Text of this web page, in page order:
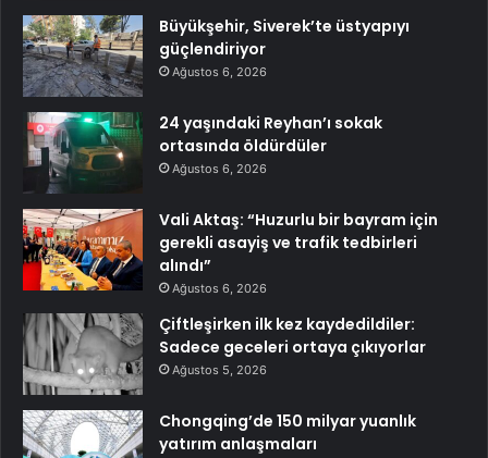
Büyükşehir, Siverek’te üstyapıyı
güçlendiriyor
Ağustos 6, 2026
24 yaşındaki Reyhan’ı sokak
ortasında öldürdüler
Ağustos 6, 2026
Vali Aktaş: “Huzurlu bir bayram için
gerekli asayiş ve trafik tedbirleri
alındı”
Ağustos 6, 2026
Çiftleşirken ilk kez kaydedildiler:
Sadece geceleri ortaya çıkıyorlar
Ağustos 5, 2026
Chongqing’de 150 milyar yuanlık
yatırım anlaşmaları